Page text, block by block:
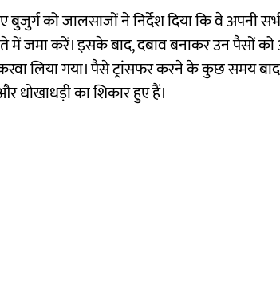
बुजुर्ग को जालसाजों ने निर्देश दिया कि वे
में जमा करें। इसके बाद, दबाव बनाकर उन पैसों
लिया गया। पैसे ट्रांसफर करने के कुछ समय
धोखाधड़ी का शिकार हुए हैं।